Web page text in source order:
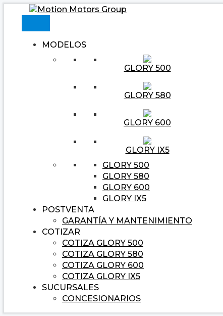
Ir
MODELOS
GLORY 500
GLORY 580
GLORY 600
GLORY IX5
GLORY 500
GLORY 580
GLORY 600
GLORY IX5
POSTVENTA
GARANTÍA Y MANTENIMIENTO
COTIZAR
COTIZA GLORY 500
COTIZA GLORY 580
COTIZA GLORY 600
COTIZA GLORY IX5
SUCURSALES
CONCESIONARIOS
Navegación Escribe
aquí...
Nombre*
Correo
electrónico*
Web